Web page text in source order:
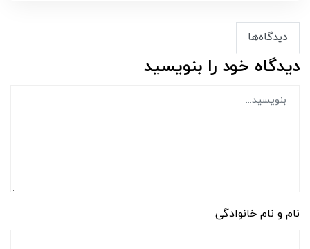
دیدگاه‌ها
دیدگاه خود را بنویسید
نام و نام خانوادگی